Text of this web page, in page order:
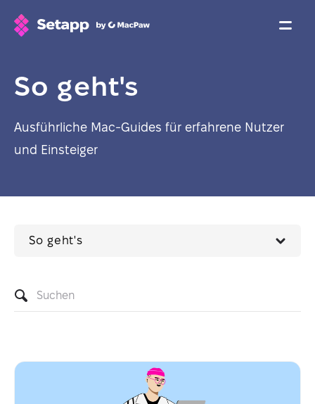
So geht's
Ausführliche Mac-Guides für erfahrene Nutzer
und Einsteiger
So geht's
Search
articles